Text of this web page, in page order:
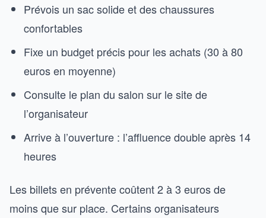
Prévois un sac solide et des chaussures
confortables
Fixe un budget précis pour les achats (30 à 80
euros en moyenne)
Consulte le plan du salon sur le site de
l’organisateur
Arrive à l’ouverture : l’affluence double après 14
heures
Les billets en prévente coûtent 2 à 3 euros de
moins que sur place. Certains organisateurs